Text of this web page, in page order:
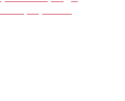
лицом, телом,